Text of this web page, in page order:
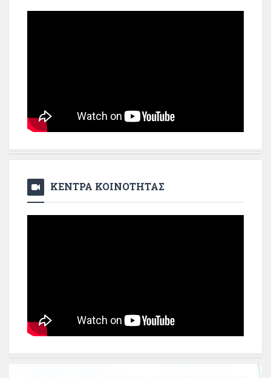
ΚΕΝΤΡΑ ΚΟΙΝΟΤΗΤΑΣ